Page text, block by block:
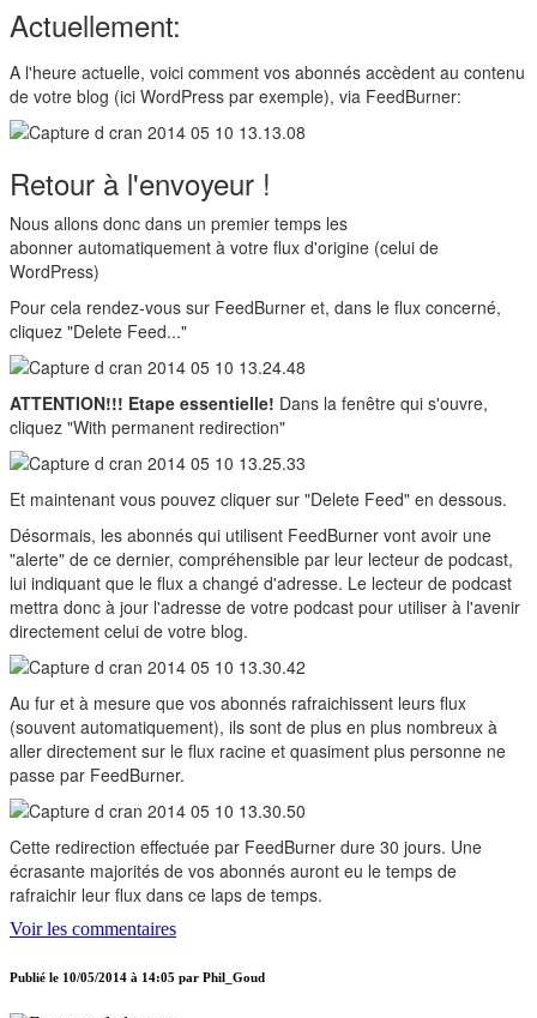
Actuellement:
A l'heure actuelle, voici comment vos abonnés accèdent au contenu
de votre blog (ici WordPress par exemple), via FeedBurner:
Retour à l'envoyeur !
Nous allons donc dans un premier temps les
abonner automatiquement à votre flux d'origine (celui de
WordPress)
Pour cela rendez-vous sur FeedBurner et, dans le flux concerné,
cliquez "Delete Feed..."
ATTENTION!!! Etape essentielle! Dans la fenêtre qui s'ouvre,
cliquez "With permanent redirection"
Et maintenant vous pouvez cliquer sur "Delete Feed" en dessous.
Désormais, les abonnés qui utilisent FeedBurner vont avoir une
"alerte" de ce dernier, compréhensible par leur lecteur de podcast,
lui indiquant que le flux a changé d'adresse. Le lecteur de podcast
mettra donc à jour l'adresse de votre podcast pour utiliser à l'avenir
directement celui de votre blog.
Au fur et à mesure que vos abonnés rafraichissent leurs flux
(souvent automatiquement), ils sont de plus en plus nombreux à
aller directement sur le flux racine et quasiment plus personne ne
passe par FeedBurner.
Cette redirection effectuée par FeedBurner dure 30 jours. Une
écrasante majorités de vos abonnés auront eu le temps de
rafraichir leur flux dans ce laps de temps.
Voir les commentaires
Publié le 10/05/2014 à 14:05 par Phil_Goud